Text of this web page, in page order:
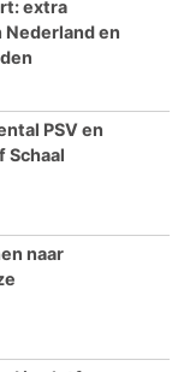
extra
en
PSV en
Schaal
naar